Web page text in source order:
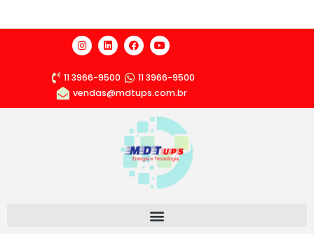
11 3966-9500
11 3966-9500
vendas@mdtups.com.br